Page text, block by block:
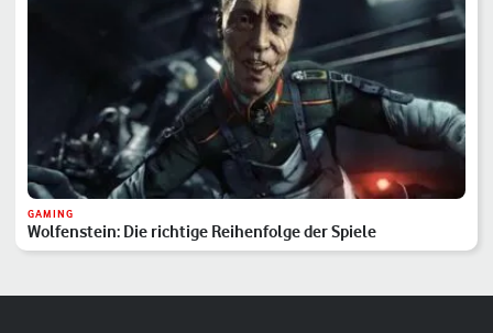
GAMING
Wolfenstein: Die richtige Reihenfolge der Spiele